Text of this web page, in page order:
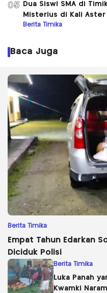
05
Dua Siswi SMA di
Misterius di Kali Aster
Berita Timika
Baca Juga
Berita Timika
Empat Tahun Edarkan
Diciduk Polisi
Berita Timika
Luka Panah
Kwamki